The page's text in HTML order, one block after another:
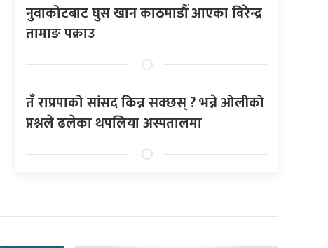
नुवाकोटबाट घुस खान काठमाडौँ आएका विरेन्द्र
तामाङ पक्राउ
तँ राप्रपाको सांसद किन्न सक्छस् ? भन्ने ओलीको
प्रश्नले ढलेका थपलिया अस्पतालमा